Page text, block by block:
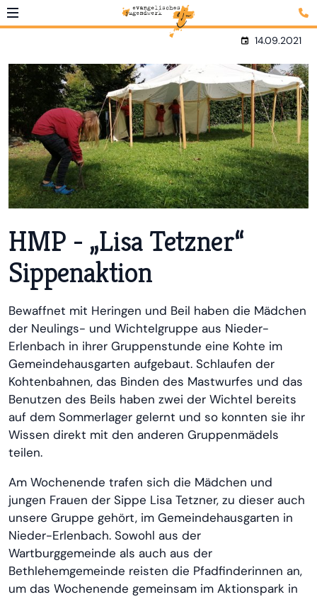
14.09.2021
HMP - „Lisa Tetzner“
Sippenaktion
Bewaffnet mit Heringen und Beil haben die Mädchen
der Neulings- und Wichtelgruppe aus Nieder-
Erlenbach in ihrer Gruppenstunde eine Kohte im
Gemeindehausgarten aufgebaut. Schlaufen der
Kohtenbahnen, das Binden des Mastwurfes und das
Benutzen des Beils haben zwei der Wichtel bereits
auf dem Sommerlager gelernt und so konnten sie ihr
Wissen direkt mit den anderen Gruppenmädels
teilen.
Am Wochenende trafen sich die Mädchen und
jungen Frauen der Sippe Lisa Tetzner, zu dieser auch
unsere Gruppe gehört, im Gemeindehausgarten in
Nieder-Erlenbach. Sowohl aus der
Wartburggemeinde als auch aus der
Bethlehemgemeinde reisten die Pfadfinderinnen an,
um das Wochenende gemeinsam im Aktionspark in